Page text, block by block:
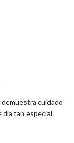
demuestra cuidado
día tan especial